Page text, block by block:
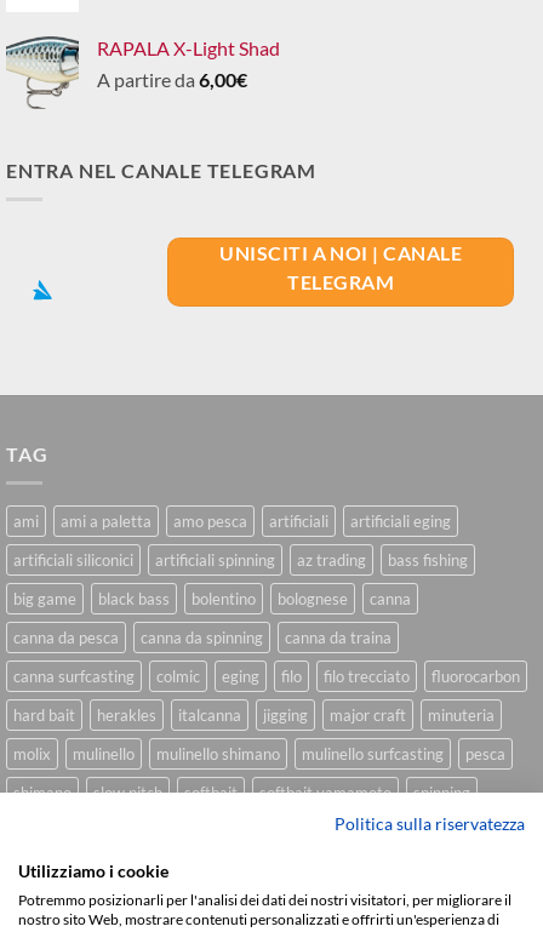
RAPALA X-Light Shad
A partire da 6,00€
ENTRA NEL CANALE TELEGRAM
UNISCITI A NOI | CANALE
TELEGRAM
TAG
ami ami a paletta amo pesca artificiali
artificiali eging
artificiali siliconici
artificiali spinning az trading
bass fishing
big game
black bass bolentino bolognese
canna
canna da pesca
canna da spinning
canna da traina
canna surfcasting
colmic eging filo filo trecciato
fluorocarbon
hard bait
herakles italcanna jigging major craft
minuteria
molix
mulinello mulinello shimano mulinello surfcasting
pesca
shimano
slow pitch softbait softbait yamamoto
spinning
trecciato trolling tubertini
Politica sulla riservatezza
Utilizziamo i cookie
Potremmo posizionarli per l'analisi dei dati dei nostri visitatori, per migliorare il
nostro sito Web, mostrare contenuti personalizzati e offrirti un'esperienza di